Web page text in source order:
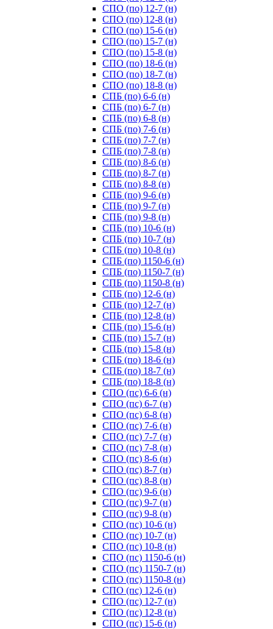
СПО (по) 12-7 (н)
СПО (по) 12-8 (н)
СПО (по) 15-6 (н)
СПО (по) 15-7 (н)
СПО (по) 15-8 (н)
СПО (по) 18-6 (н)
СПО (по) 18-7 (н)
СПО (по) 18-8 (н)
СПБ (по) 6-6 (н)
СПБ (по) 6-7 (н)
СПБ (по) 6-8 (н)
СПБ (по) 7-6 (н)
СПБ (по) 7-7 (н)
СПБ (по) 7-8 (н)
СПБ (по) 8-6 (н)
СПБ (по) 8-7 (н)
СПБ (по) 8-8 (н)
СПБ (по) 9-6 (н)
СПБ (по) 9-7 (н)
СПБ (по) 9-8 (н)
СПБ (по) 10-6 (н)
СПБ (по) 10-7 (н)
СПБ (по) 10-8 (н)
СПБ (по) 1150-6 (н)
СПБ (по) 1150-7 (н)
СПБ (по) 1150-8 (н)
СПБ (по) 12-6 (н)
СПБ (по) 12-7 (н)
СПБ (по) 12-8 (н)
СПБ (по) 15-6 (н)
СПБ (по) 15-7 (н)
СПБ (по) 15-8 (н)
СПБ (по) 18-6 (н)
СПБ (по) 18-7 (н)
СПБ (по) 18-8 (н)
СПО (пс) 6-6 (н)
СПО (пс) 6-7 (н)
СПО (пс) 6-8 (н)
СПО (пс) 7-6 (н)
СПО (пс) 7-7 (н)
СПО (пс) 7-8 (н)
СПО (пс) 8-6 (н)
СПО (пс) 8-7 (н)
СПО (пс) 8-8 (н)
СПО (пс) 9-6 (н)
СПО (пс) 9-7 (н)
СПО (пс) 9-8 (н)
СПО (пс) 10-6 (н)
СПО (пс) 10-7 (н)
СПО (пс) 10-8 (н)
СПО (пс) 1150-6 (н)
СПО (пс) 1150-7 (н)
СПО (пс) 1150-8 (н)
СПО (пс) 12-6 (н)
СПО (пс) 12-7 (н)
СПО (пс) 12-8 (н)
СПО (пс) 15-6 (н)